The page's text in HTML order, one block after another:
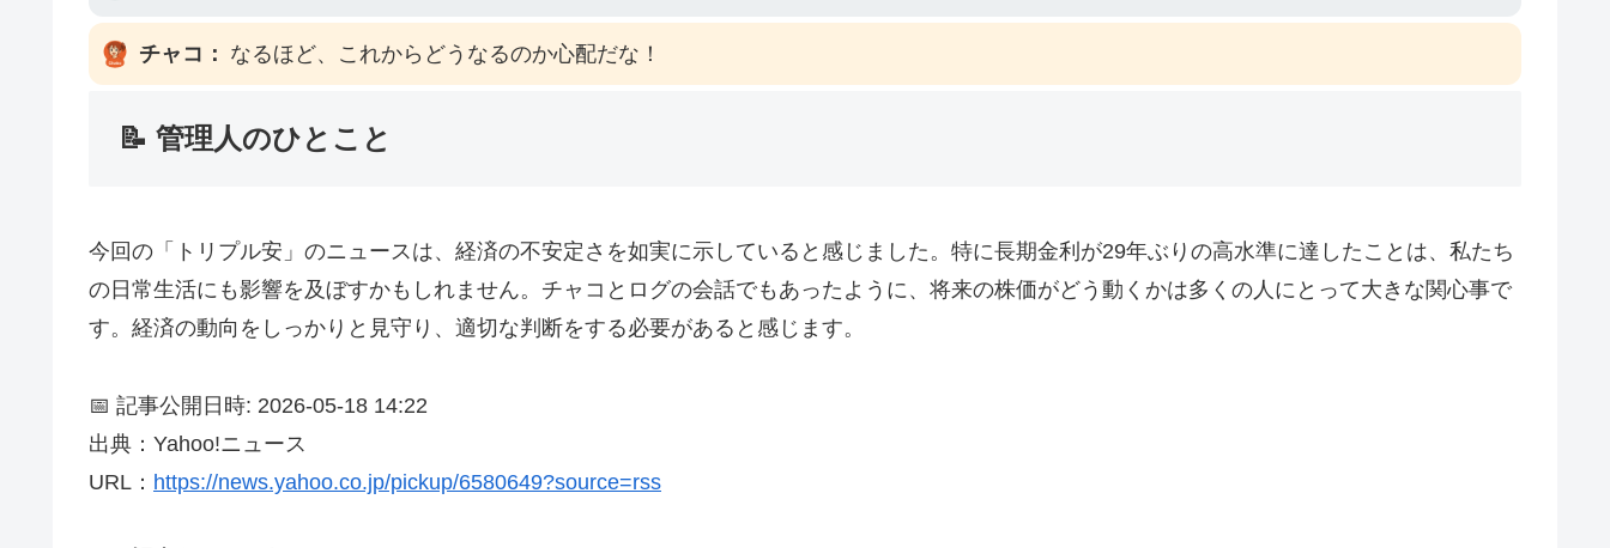
チャコ： なるほど、これからどうなるのか心配だな！
📝 管理人のひとこと
今回の「トリプル安」のニュースは、経済の不安定さを如実に示していると感じました。特に長期金利が29年ぶりの高水準に達したことは、私たち
の日常生活にも影響を及ぼすかもしれません。チャコとログの会話でもあったように、将来の株価がどう動くかは多くの人にとって大きな関心事で
す。経済の動向をしっかりと見守り、適切な判断をする必要があると感じます。
📅 記事公開日時: 2026-05-18 14:22
出典：Yahoo!ニュース
URL： https://news.yahoo.co.jp/pickup/6580649?source=rss